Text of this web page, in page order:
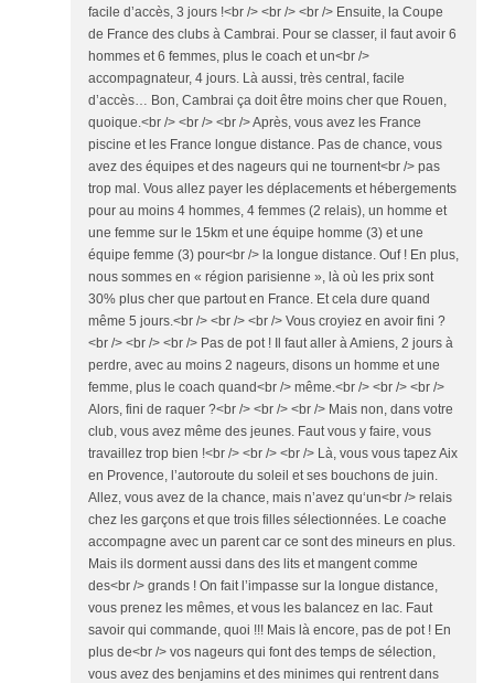
facile d’accès, 3 jours !<br /> <br /> <br /> Ensuite, la Coupe
de France des clubs à Cambrai. Pour se classer, il faut avoir 6
hommes et 6 femmes, plus le coach et un<br />
accompagnateur, 4 jours. Là aussi, très central, facile
d’accès… Bon, Cambrai ça doit être moins cher que Rouen,
quoique.<br /> <br /> <br /> Après, vous avez les France
piscine et les France longue distance. Pas de chance, vous
avez des équipes et des nageurs qui ne tournent<br /> pas
trop mal. Vous allez payer les déplacements et hébergements
pour au moins 4 hommes, 4 femmes (2 relais), un homme et
une femme sur le 15km et une équipe homme (3) et une
équipe femme (3) pour<br /> la longue distance. Ouf ! En plus,
nous sommes en « région parisienne », là où les prix sont
30% plus cher que partout en France. Et cela dure quand
même 5 jours.<br /> <br /> <br /> Vous croyiez en avoir fini ?
<br /> <br /> <br /> Pas de pot ! Il faut aller à Amiens, 2 jours à
perdre, avec au moins 2 nageurs, disons un homme et une
femme, plus le coach quand<br /> même.<br /> <br /> <br />
Alors, fini de raquer ?<br /> <br /> <br /> Mais non, dans votre
club, vous avez même des jeunes. Faut vous y faire, vous
travaillez trop bien !<br /> <br /> <br /> Là, vous vous tapez Aix
en Provence, l’autoroute du soleil et ses bouchons de juin.
Allez, vous avez de la chance, mais n’avez qu‘un<br /> relais
chez les garçons et que trois filles sélectionnées. Le coache
accompagne avec un parent car ce sont des mineurs en plus.
Mais ils dorment aussi dans des lits et mangent comme
des<br /> grands ! On fait l’impasse sur la longue distance,
vous prenez les mêmes, et vous les balancez en lac. Faut
savoir qui commande, quoi !!! Mais là encore, pas de pot ! En
plus de<br /> vos nageurs qui font des temps de sélection,
vous avez des benjamins et des minimes qui rentrent dans